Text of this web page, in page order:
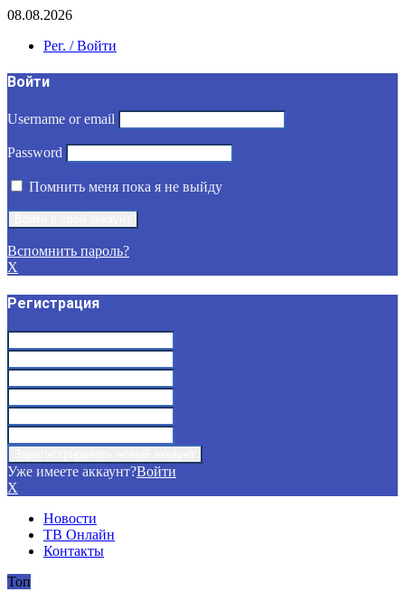
08.08.2026
Рег. / Войти
Войти
Username or email
Password
Помнить меня пока я не выйду
Вспомнить пароль?
X
Регистрация
Уже имеете аккаунт?Войти
X
Новости
ТВ Онлайн
Контакты
Топ